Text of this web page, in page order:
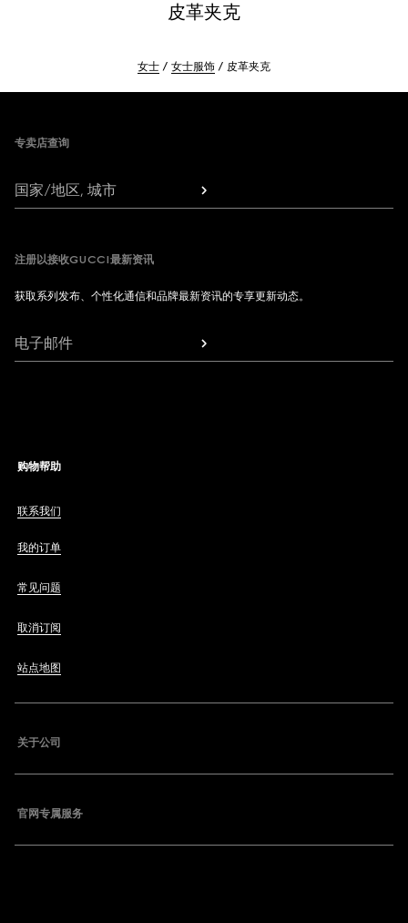
皮革夹克
女士 女士服饰 皮革夹克
专卖店查询
国家/地区, 城市
注册以接收GUCCI最新资讯
获取系列发布、个性化通信和品牌最新资讯的专享更新动态。
电子邮件
购物帮助
联系我们
我的订单
常见问题
取消订阅
站点地图
关于公司
官网专属服务